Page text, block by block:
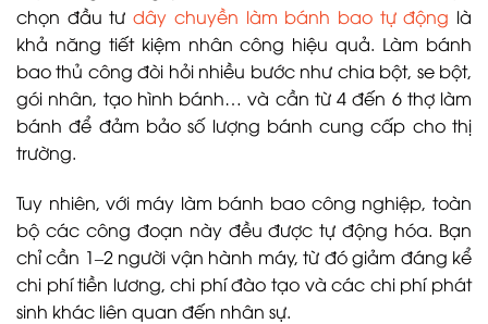
chọn đầu tưdây chuyền làm bánh bao tự động là
khả năng tiết kiệm nhân công hiệu quả. Làm bánh
bao thủ công đòi hỏi nhiều bước như chia bột, se bột,
gói nhân, tạo hình bánh… và cần từ 4 đến 6 thợ làm
bánh để đảm bảo số lượng bánh cung cấp cho thị
trường.
Tuy nhiên, với máy làm bánh bao công nghiệp, toàn
bộ các công đoạn này đều được tự động hóa. Bạn
chỉ cần 1–2 người vận hành máy, từ đó giảm đáng kể
chi phí tiền lương, chi phí đào tạo và các chi phí phát
sinh khác liên quan đến nhân sự.